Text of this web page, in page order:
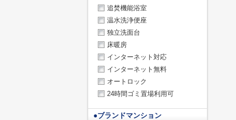
追焚機能浴室
温水洗浄便座
独立洗面台
床暖房
インターネット対応
インターネット無料
オートロック
24時間ゴミ置場利用可
●ブランドマンション